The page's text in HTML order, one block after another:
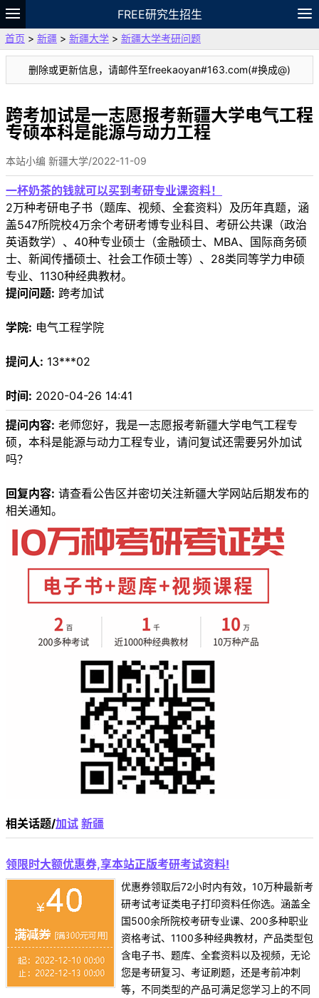
FREE研究生招生
题库
故事 专题 APP 笔记
VIP
资料
首页 > 新疆 > 新疆大学 > 新疆大学考研问题
删除或更新信息，请邮件至freekaoyan#163.com(#换成@)
跨考加试是一志愿报考新疆大学电气工程
专硕本科是能源与动力工程
本站小编 新疆大学/2022-11-09
一杯奶茶的钱就可以买到考研专业课资料！
2万种考研电子书（题库、视频、全套资料）及历年真题，涵
盖547所院校4万余个考研考博专业科目、考研公共课（政治
英语数学）、40种专业硕士（金融硕士、MBA、国际商务硕
士、新闻传播硕士、社会工作硕士等）、28类同等学力申硕
专业、1130种经典教材。
提问问题: 跨考加试
学院: 电气工程学院
提问人: 13***02
时间: 2020-04-26 14:41
提问内容: 老师您好，我是一志愿报考新疆大学电气工程专
硕，本科是能源与动力工程专业，请问复试还需要另外加试
吗？
回复内容: 请查看公告区并密切关注新疆大学网站后期发布的
相关通知。
相关话题/加试 新疆
领限时大额优惠券,享本站正版考研考试资料!
优惠券领取后72小时内有效，10万种最新考
研考试考证类电子打印资料任你选。涵盖全
国500余所院校考研专业课、200多种职业
资格考试、1100多种经典教材，产品类型包
含电子书、题库、全套资料以及视频，无论
您是考研复习、考证刷题，还是考前冲刺
等，不同类型的产品可满足您学习上的不同